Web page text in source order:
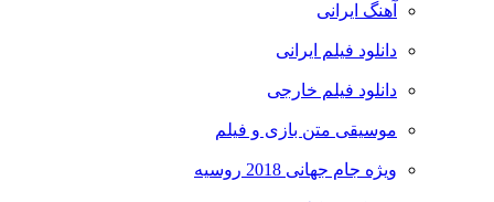
آهنگ ایرانی
دانلود فیلم ایرانی
دانلود فیلم خارجی
موسیقی متن بازی و فیلم
ویژه جام جهانی 2018 روسیه